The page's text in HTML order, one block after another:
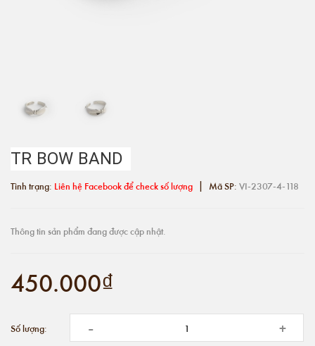
TR BOW BAND
Tình trạng: Liên hệ Facebook để check số lượng | Mã SP: VI-2307-4-118
Thông tin sản phẩm đang được cập nhật.
450.000₫
Số lượng: - +